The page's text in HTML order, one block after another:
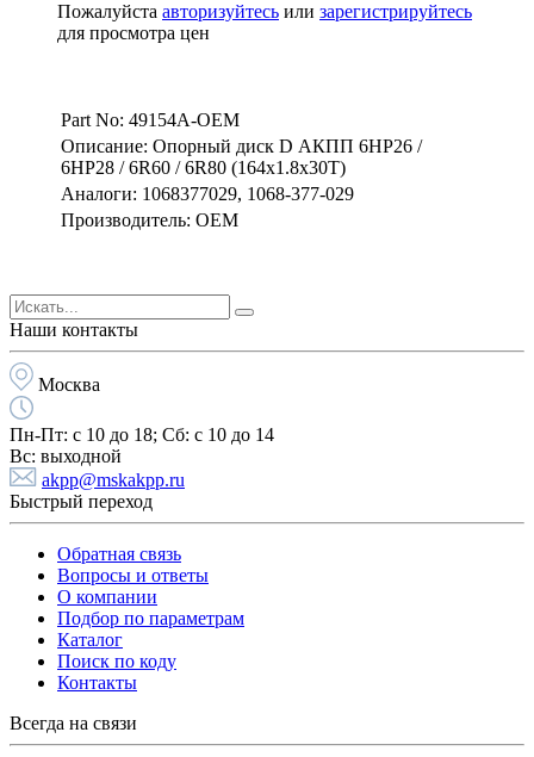
Пожалуйста авторизуйтесь или зарегистрируйтесь
для просмотра цен
Part No: 49154A-OEM
Описание: Опорный диск D АКПП 6HP26 /
6HP28 / 6R60 / 6R80 (164x1.8x30T)
Аналоги: 1068377029, 1068-377-029
Производитель: OEM
Наши контакты
Москва
Пн-Пт: с 10 до 18; Cб: с 10 до 14
Вс: выходной
akpp@mskakpp.ru
Быстрый переход
Обратная связь
Вопросы и ответы
О компании
Подбор по параметрам
Каталог
Поиск по коду
Контакты
Всегда на связи